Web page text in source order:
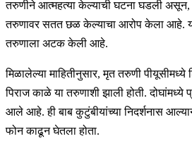
तरुणीने आत्महत्या केल्याची घटना घडली असून,
तरुणावर सतत छळ केल्याचा आरोप केला आहे.
तरुणाला अटक केली आहे.
मिळालेल्या माहितीनुसार, मृत तरुणी
पिराज काळे या तरुणाशी झाली होती. दोघांमध्ये
आले आहे. ही बाब कुटुंबीयांच्या निदर्शनास
फोन काढून घेतला होता.